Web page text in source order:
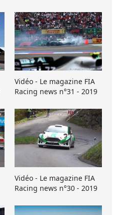
Vidéo - Le magazine FIA
Racing news n°31 - 2019
Vidéo - Le magazine FIA
Racing news n°30 - 2019